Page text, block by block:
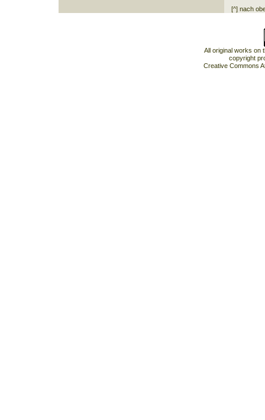
[^] nach
All original works on
copyright
Creative Commons